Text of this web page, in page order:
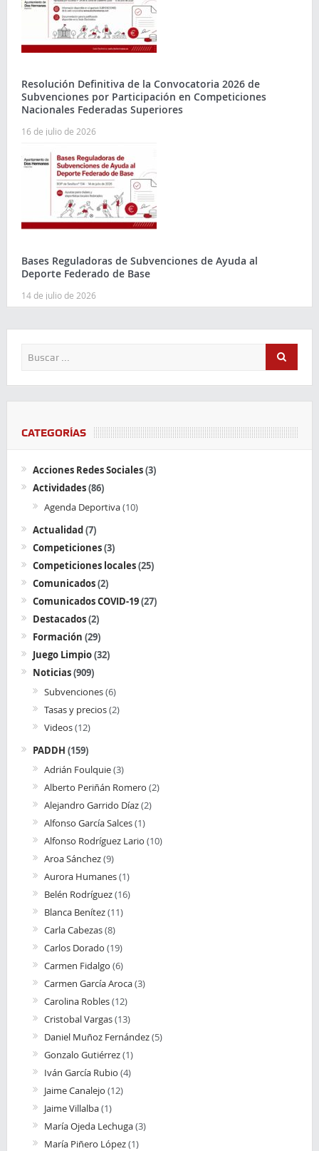
Resolución Definitiva de la Convocatoria 2026 de
Subvenciones por Participación en Competiciones
Nacionales Federadas Superiores
16 de julio de 2026
Bases Reguladoras de Subvenciones de Ayuda al
Deporte Federado de Base
14 de julio de 2026
CATEGORÍAS
Acciones Redes Sociales(3)
Actividades(86)
Agenda Deportiva(10)
Actualidad(7)
Competiciones(3)
Competiciones locales(25)
Comunicados(2)
Comunicados COVID-19(27)
Destacados(2)
Formación (29)
Juego Limpio(32)
Noticias(909)
Subvenciones(6)
Tasas y precios(2)
Videos(12)
PADDH (159)
Adrián Foulquie(3)
Alberto Periñán Romero (2)
Alejandro Garrido Díaz(2)
Alfonso García Salces(1)
Alfonso Rodríguez Lario (10)
Aroa Sánchez(9)
Aurora Humanes(1)
Belén Rodríguez(16)
Blanca Benítez(11)
Carla Cabezas(8)
Carlos Dorado (19)
Carmen Fidalgo (6)
Carmen García Aroca(3)
Carolina Robles(12)
Cristobal Vargas(13)
Daniel Muñoz Fernández(5)
Gonzalo Gutiérrez(1)
Iván García Rubio (4)
Jaime Canalejo (12)
Jaime Villalba(1)
María Ojeda Lechuga(3)
María Piñero López(1)